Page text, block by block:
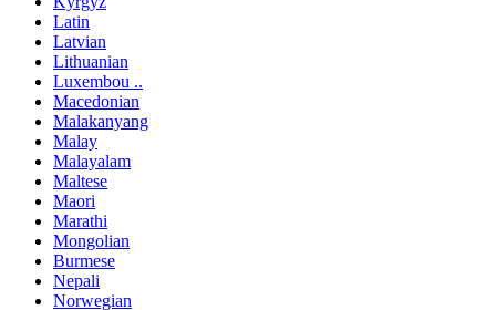
Latin
Latvian
Lithuanian
Luxembou ..
Macedonian
Malakanyang
Malay
Malayalam
Maltese
Maori
Marathi
Mongolian
Burmese
Nepali
Norwegian